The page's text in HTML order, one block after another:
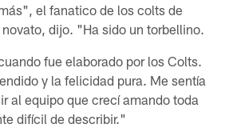
el fanatico de los colts de
dijo. "Ha sido un torbellino.
fue elaborado por los Colts.
y la felicidad pura. Me sentía
al equipo que crecí amando toda
difícil de describir."